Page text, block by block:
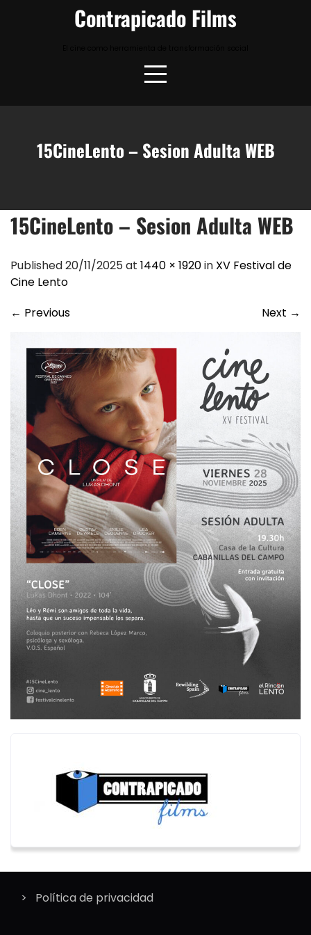
Contrapicado Films
15CineLento – Sesion Adulta WEB
15CineLento – Sesion Adulta WEB
Published 20/11/2025 at 1440 × 1920in XV Festival de
Cine Lento
← Previous Next →
Política de privacidad